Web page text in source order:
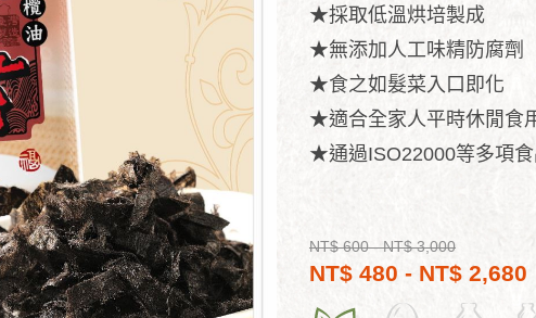
★採取低溫烘培製成
★無添加人工味精防腐劑
★食之如髮菜入口即化
★適合全家人平時休閒食
★通過ISO22000等多項
NT$ 600- NT$ 3,000
NT$ 480 - NT$ 2,680